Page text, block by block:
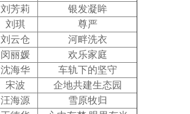
刘芳莉
银发凝眸
刘琪
尊严
刘云仓
河畔洗衣
闵丽媛
欢乐家庭
沈海华
车轨下的坚守
宋波
企地共建生态园
汪海源
雪原牧归